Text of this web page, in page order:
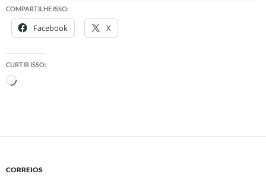
COMPARTILHE ISSO:
Facebook X
CURTIR ISSO:
Carregando...
CORREIOS